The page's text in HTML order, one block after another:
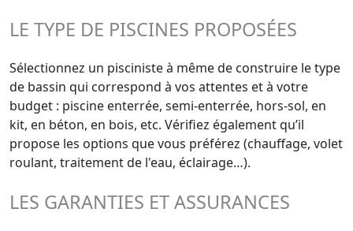
LE TYPE DE PISCINES PROPOSÉES
Sélectionnez un pisciniste à même de construire le type
de bassin qui correspond à vos attentes et à votre
budget : piscine enterrée, semi-enterrée, hors-sol, en
kit, en béton, en bois, etc. Vérifiez également qu’il
propose les options que vous préférez (chauffage, volet
roulant, traitement de l'eau, éclairage…).
LES GARANTIES ET ASSURANCES